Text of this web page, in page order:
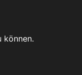
können.